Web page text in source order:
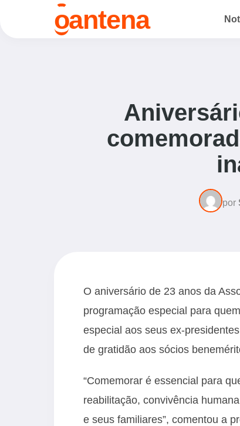
oantena
por
O aniversário de 23 anos da
programação especial para
especial aos seus ex-
de gratidão aos sócios
“Comemorar é essencial para
reabilitação, convivência
e seus familiares”, comentou a